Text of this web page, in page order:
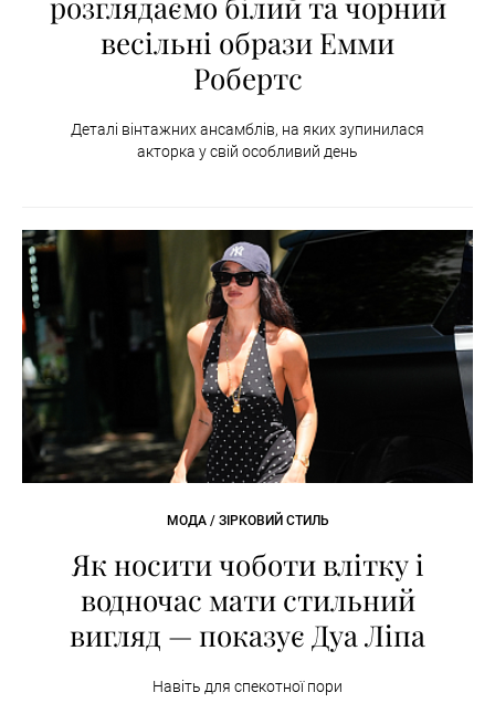
весільні образи Емми
Робертс
Деталі вінтажних ансамблів, на яких зупинилася
акторка у свій особливий день
МОДА / ЗІРКОВИЙ СТИЛЬ
Як носити чоботи влітку і
водночас мати стильний
вигляд — показує Дуа Ліпа
Навіть для спекотної пори